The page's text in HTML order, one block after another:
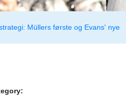
Müllers første og Evans' nye